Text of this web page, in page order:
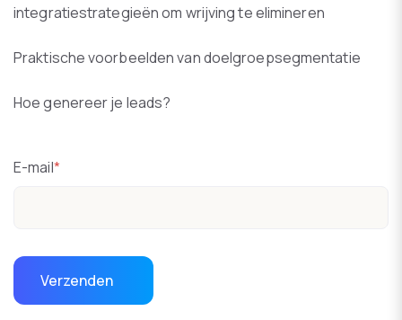
integratiestrategieën om wrijving te elimineren
Praktische voorbeelden van doelgroepsegmentatie
Hoe genereer je leads?
E-mail*